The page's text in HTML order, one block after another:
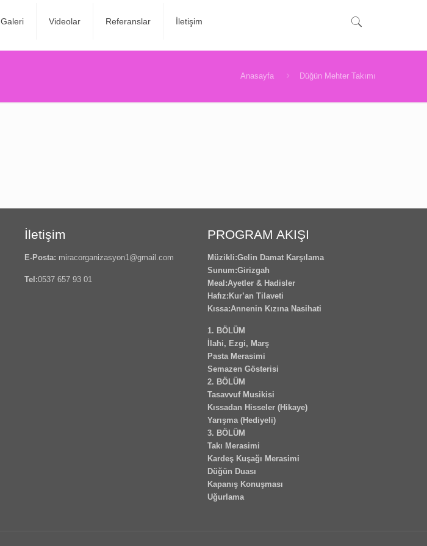
Galeri Videolar Referanslar İletişim
Anasayfa Düğün Mehter Takımı
İletişim
E-Posta: miracorganizasyon1@gmail.com
Tel:0537 657 93 01
PROGRAM AKIŞI
Müzikli:Gelin Damat Karşılama
Sunum:Girizgah
Meal:Ayetler & Hadisler
Hafız:Kur’an Tilaveti
Kıssa:Annenin Kızına Nasihati
1. BÖLÜM
İlahi, Ezgi, Marş
Pasta Merasimi
Semazen Gösterisi
2. BÖLÜM
Tasavvuf Musikisi
Kıssadan Hisseler (Hikaye)
Yarışma (Hediyeli)
3. BÖLÜM
Takı Merasimi
Kardeş Kuşağı Merasimi
Düğün Duası
Kapanış Konuşması
Uğurlama